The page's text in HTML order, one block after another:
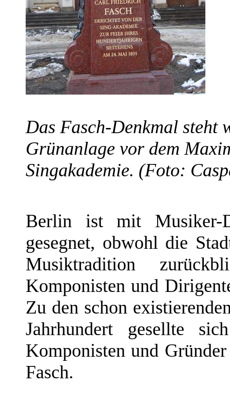
Das Fasch-Denkmal steht
Grünanlage vor dem
Singakademie. (Foto:
Berlin ist mit Musiker-
gesegnet, obwohl die
Musiktradition
Komponisten und
Zu den schon
Jahrhundert gesellte
Komponisten und
Fasch.